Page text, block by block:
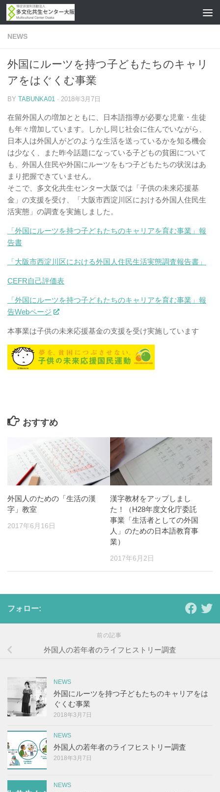
コンテンツへスキップ
NEWS
外国にルーツを持つ子どもたちのキャリ
アをはぐくむ事業
BY TABUNKA01 · 2018年3月7日
在留外国人の増加とともに、日本語指導が必要な児童・生徒
も年々増加しています。しかし同じ社会に住んでいながら、
日本人は外国人がどのような生活を送っているかを知る機会
は少なく、また昨今話題になっている子どもの貧困について
も、外国人住民や外国にルーツをもつ子どもたちの状況はあ
まり把握できていません。
そこで、多文化共生センター大阪では「子供の未来応援基
金」の支援を受け、「大阪市西淀川区における外国人住民生
活実態」の調査を実施しました。
「外国にルーツを持つ子どもたちのキャリアを育む事業」報
告書
「大阪市西淀川区における外国人住民生活実態調査報告書」
CEFR自己評価表
「外国にルーツを持つ子どもたちのキャリアを育む事業」報
告Webページ
本事業は子供の未来応援基金の支援を受け実施しています
おすすめ
外国人のための「生活の漢
字」教室
2017年6月16日
漢字教材をアップしまし
た！（H28年度文化庁委託
事業「生活者としての外国
人」のための日本語教育事
業）
2017年6月2日
フォロー:
前の記事
外国人の若年者のライフヒストリー調査
NEWS
外国にルーツを持つ子どもたちのキャリアをは
ぐくむ事業
2018年3月7日
NEWS
外国人の若年者のライフヒストリー調査
2018年3月7日
NEWS